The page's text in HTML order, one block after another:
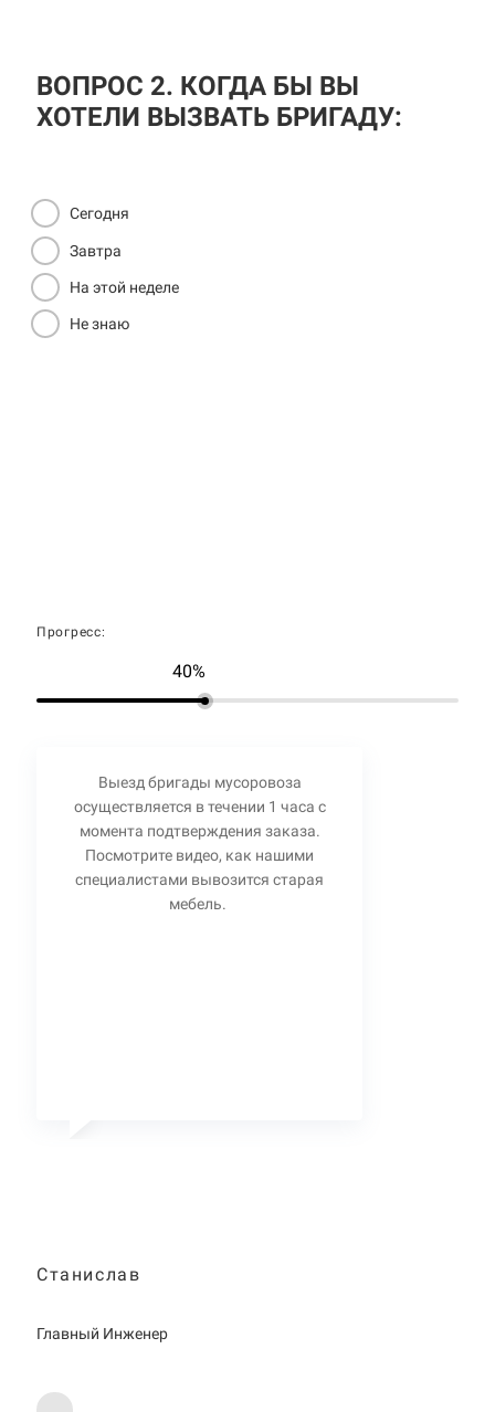
ВОПРОС 2. КОГДА БЫ ВЫ
ХОТЕЛИ ВЫЗВАТЬ БРИГАДУ:
Сегодня
Завтра
На этой неделе
Не знаю
Прогресс:
40%
Выезд бригады мусоровоза
осуществляется в течении 1 часа с
момента подтверждения заказа.
Посмотрите видео, как нашими
специалистами вывозится старая
мебель.
Станислав
Главный Инженер